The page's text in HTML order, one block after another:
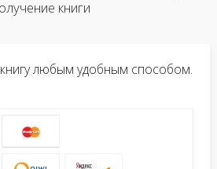
книги
любым удобным способом.